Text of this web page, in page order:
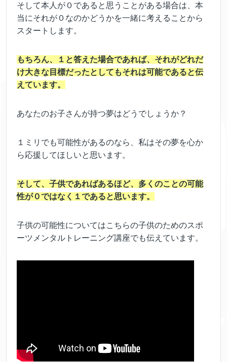
そして本人が０であると思うことがある場合は、本
当にそれが０なのかどうかを一緒に考えることから
スタートします。
もちろん、１と答えた場合であれば、それがどれだ
け大きな目標だったとしてもそれは可能であると伝
えています。
あなたのお子さんが持つ夢はどうでしょうか？
１ミリでも可能性があるのなら、私はその夢を心か
ら応援してほしいと思います。
そして、子供であればあるほど、多くのことの可能
性が０ではなく１であると思います。
子供の可能性についてはこちらの子供のためのスポ
ーツメンタルトレーニング講座でも伝えています。